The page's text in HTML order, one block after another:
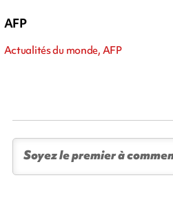
AFP
Actualités du monde, AFP